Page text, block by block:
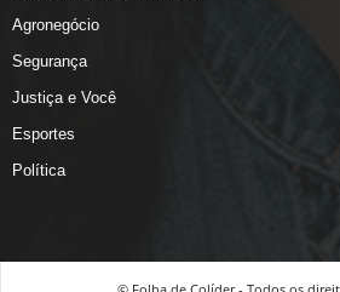
Agronegócio
Segurança
Justiça e Você
Esportes
Política